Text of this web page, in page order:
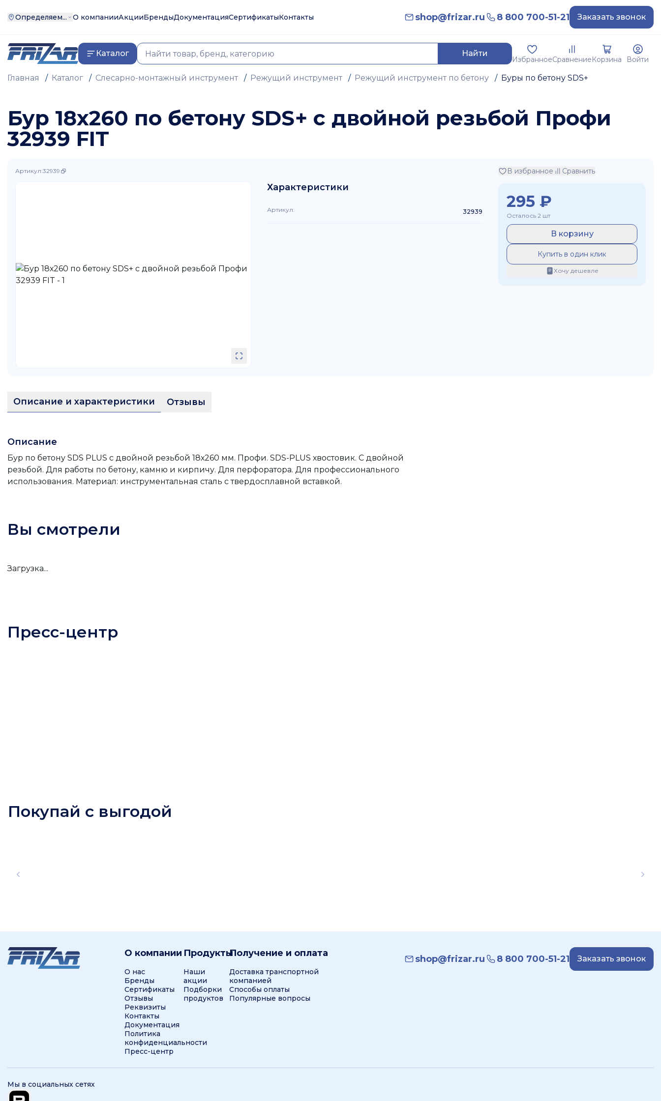
Определяем... О компанииАкцииБрендыДокументацияСертификатыКонтакты shop@frizar.ru 8 800 700-51-21 Заказать звонок
Каталог Найти
ИзбранноеСравнение Корзина Войти
Главная / Каталог / Слесарно-монтажный инструмент / Режущий инструмент / Режущий инструмент по бетону / Буры по бетону SDS+
Бур 18х260 по бетону SDS+ с двойной резьбой Профи
32939 FIT
Артикул:32939
Характеристики
Артикул: 32939
В избранное Сравнить
295 ₽
Осталось 2 шт
В корзину
Купить в один клик
Хочу дешевле
Описание и характеристики Отзывы
Описание
Бур по бетону SDS PLUS с двойной резьбой 18х260 мм. Профи. SDS-PLUS хвостовик. С двойной
резьбой. Для работы по бетону, камню и кирпичу. Для перфоратора. Для профессионального
использования. Материал: инструментальная сталь с твердосплавной вставкой.
Вы смотрели
Загрузка...
Пресс-центр
Покупай с выгодой
О компании
О нас
Бренды
Сертификаты
Отзывы
Реквизиты
Контакты
Документация
Политика
конфиденциальности
Пресс-центр
Продукты
Наши
акции
Подборки
продуктов
Получение и оплата
Доставка транспортной
компанией
Способы оплаты
Популярные вопросы
shop@frizar.ru 8 800 700-51-21 Заказать звонок
Мы в социальных сетях